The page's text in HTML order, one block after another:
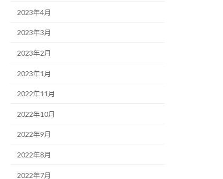
2023年4月
2023年3月
2023年2月
2023年1月
2022年11月
2022年10月
2022年9月
2022年8月
2022年7月